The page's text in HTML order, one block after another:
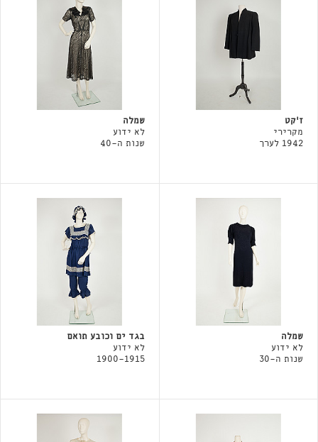
ז׳קט
מקרירי
1942 לערך
שמלה
לא ידוע
שנות ה-40
שמלה
לא ידוע
שנות ה-30
בגד ים וכובע תואם
לא ידוע
1900-1915